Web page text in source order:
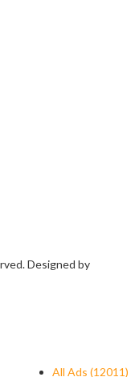
Designed by
All Ads (12011)